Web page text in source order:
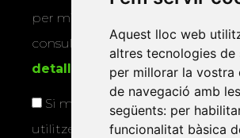
Aquest lloc web
altres tecnologies de
per millorar la vostra
de navegació amb
següents: per
funcionalitat bàsica
per mitjans físics o electrònics.
consultar la
informació
detallada sobre protecció de
Si marqueu aquesta casella,
utilitzem les vostres dades per a